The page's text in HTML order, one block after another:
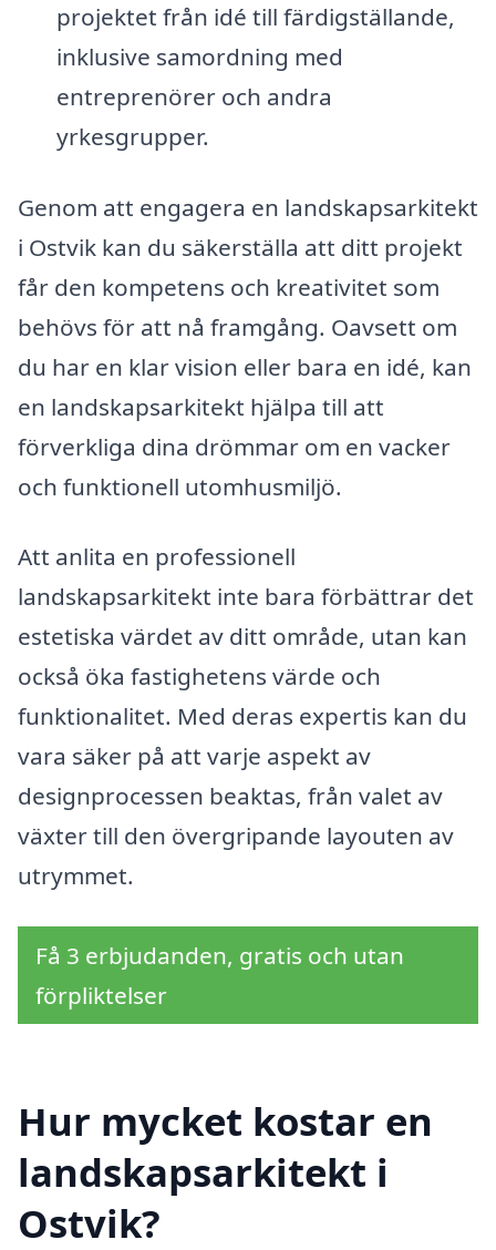
projektet från idé till färdigställande,
inklusive samordning med
entreprenörer och andra
yrkesgrupper.
Genom att engagera en landskapsarkitekt
i Ostvik kan du säkerställa att ditt projekt
får den kompetens och kreativitet som
behövs för att nå framgång. Oavsett om
du har en klar vision eller bara en idé, kan
en landskapsarkitekt hjälpa till att
förverkliga dina drömmar om en vacker
och funktionell utomhusmiljö.
Att anlita en professionell
landskapsarkitekt inte bara förbättrar det
estetiska värdet av ditt område, utan kan
också öka fastighetens värde och
funktionalitet. Med deras expertis kan du
vara säker på att varje aspekt av
designprocessen beaktas, från valet av
växter till den övergripande layouten av
utrymmet.
Få 3 erbjudanden, gratis och utan
förpliktelser
Hur mycket kostar en
landskapsarkitekt i
Ostvik?